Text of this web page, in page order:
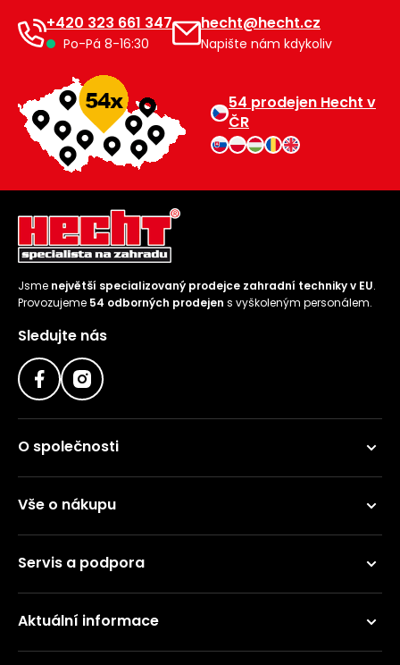
+420 323 661 347
Po-Pá 8-16:30
hecht@hecht.cz
Napište nám kdykoliv
54 prodejen Hecht v
ČR
Jsme největší specializovaný prodejce zahradní techniky v EU.
Provozujeme 54 odborných prodejen s vyškoleným personálem.
Sledujte nás
O společnosti
Vše o nákupu
Servis a podpora
Aktuální informace